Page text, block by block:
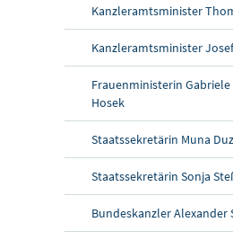
Kanzleramtsminister
Kanzleramtsminister
Frauenministerin Gabriele
Hosek
Staatssekretärin Muna
Staatssekretärin Sonja
Bundeskanzler Alexander